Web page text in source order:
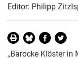
Editor: Philipp
„Barocke Klöster